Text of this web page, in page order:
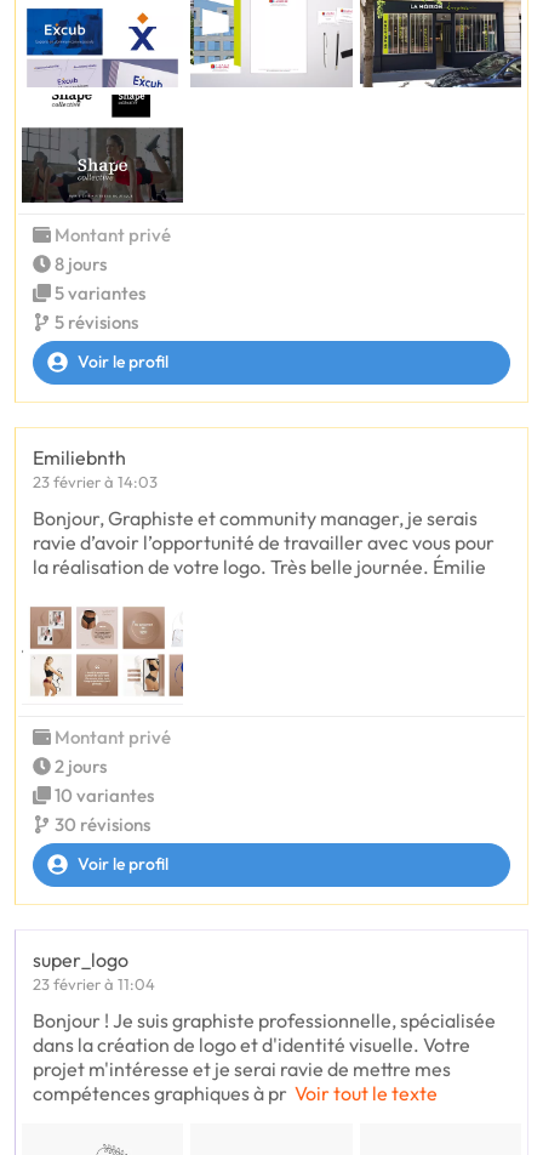
Montant privé
8 jours
5 variantes
5 révisions
Voir le profil
Emiliebnth
23 février à 14:03
Bonjour, Graphiste et community manager, je serais
ravie d’avoir l’opportunité de travailler avec vous pour
la réalisation de votre logo. Très belle journée. Émilie
Montant privé
2 jours
10 variantes
30 révisions
Voir le profil
super_logo
23 février à 11:04
Bonjour ! Je suis graphiste professionnelle, spécialisée
dans la création de logo et d'identité visuelle. Votre
projet m'intéresse et je serai ravie de mettre mes
compétences graphiques à pr Voir tout le texte